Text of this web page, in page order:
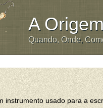
A
Quando, Onde,
instrumento usado para a